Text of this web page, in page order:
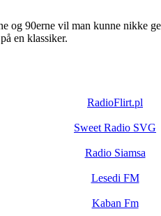
90erne vil man kunne nikke
en klassiker.
RadioFlirt.pl
Sweet Radio SVG
Radio Siamsa
Lesedi FM
Kaban Fm